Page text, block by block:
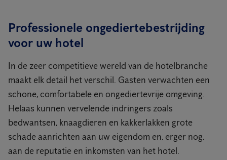
Professionele ongediertebestrijding
voor uw hotel
In de zeer competitieve wereld van de hotelbranche
maakt elk detail het verschil. Gasten verwachten een
schone, comfortabele en ongediertevrije omgeving.
Helaas kunnen vervelende indringers zoals
bedwantsen, knaagdieren en kakkerlakken grote
schade aanrichten aan uw eigendom en, erger nog,
aan de reputatie en inkomsten van het hotel.